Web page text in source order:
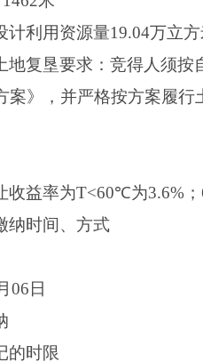
计利用资源量19.04万立
地复垦要求：竞得人须
》，并严格按方案履行
收益率为T<60℃为3.6%
纳时间、方式
06日
的时限